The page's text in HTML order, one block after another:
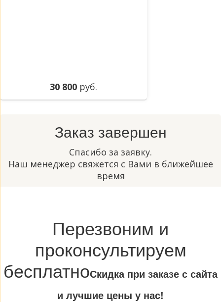
30 800 руб.
Заказ завершен
Спасибо за заявку.
Наш менеджер свяжется с Вами в ближейшее
время
Перезвоним и
проконсультируем
бесплатноCкидка при заказе с сайта
и лучшие цены у нас!